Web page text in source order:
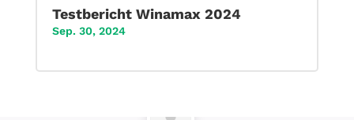
Testbericht Winamax 2024
Sep. 30, 2024